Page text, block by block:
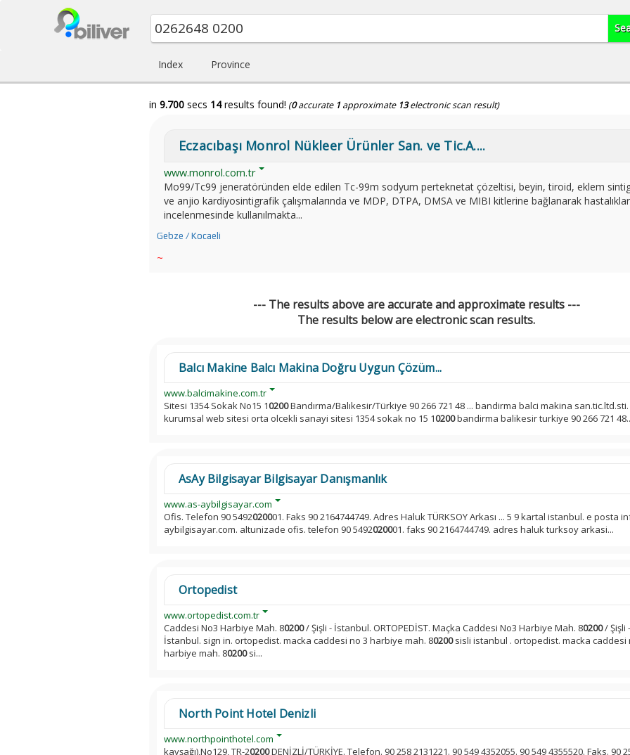
Index Province
in 9.700 secs 14results found! (0accurate 1 approximate 13electronic scan result)
Eczacıbaşı Monrol Nükleer Ürünler San. ve Tic.A....
www.monrol.com.tr
Mo99/Tc99 jeneratöründen elde edilen Tc-99m sodyum perteknetat çözeltisi, beyin, tiroid, eklem
ve anjio kardiyosintigrafik çalışmalarında ve MDP, DTPA, DMSA ve MIBI kitlerine bağlanarak
incelenmesinde kullanılmakta...
Gebze / Kocaeli
~
--- The results above are accurate and approximate results ---
The results below are electronic scan results.
Balcı Makine Balcı Makina Doğru Uygun Çözüm...
www.balcimakine.com.tr
Sitesi 1354 Sokak No15 10200Bandırma/Balıkesir/Türkiye 90 266 721 48 ... bandirma balci makina san.tic.ltd.sti.
kurumsal web sitesi orta olcekli sanayi sitesi 1354 sokak no 15 10200bandirma balikesir turkiye 90 266 721
AsAy Bilgisayar Bilgisayar Danışmanlık
www.as-aybilgisayar.com
Ofis. Telefon 90 5492020001. Faks 90 2164744749. Adres Haluk TÜRKSOY Arkası ... 5 9 kartal istanbul. e posta
aybilgisayar.com. altunizade ofis. telefon 90 5492020001. faks 90 2164744749. adres haluk turksoy arkasi...
Ortopedist
www.ortopedist.com.tr
Caddesi No3 Harbiye Mah. 80200/ Şişli - İstanbul. ORTOPEDİST. Maçka Caddesi No3 Harbiye Mah. 80200/ Şişli -
İstanbul. sign in. ortopedist. macka caddesi no 3 harbiye mah. 80200sisli istanbul . ortopedist. macka caddesi
harbiye mah. 80200si...
North Point Hotel Denizli
www.northpointhotel.com
kavşağı),No129, TR-20200DENİZLİ/TÜRKİYE. Telefon. 90 258 2131221. 90 549 4352055. 90 549 4355520. Faks. 90